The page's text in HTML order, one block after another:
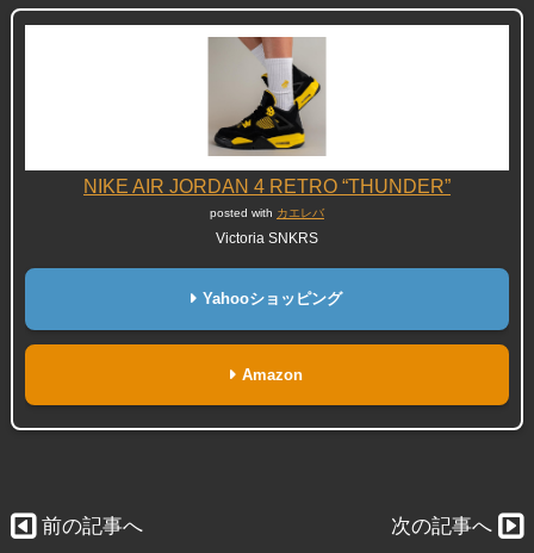
NIKE AIR JORDAN 4 RETRO “THUNDER”
posted with カエレバ
Victoria SNKRS
Yahooショッピング
Amazon
前の記事へ 次の記事へ